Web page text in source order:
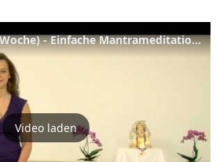
2c - Kurze Praxis (2. Woche) - Einfache Mantrameditation mit Atempause - Yoga Vidya Meditationskurs
Video laden